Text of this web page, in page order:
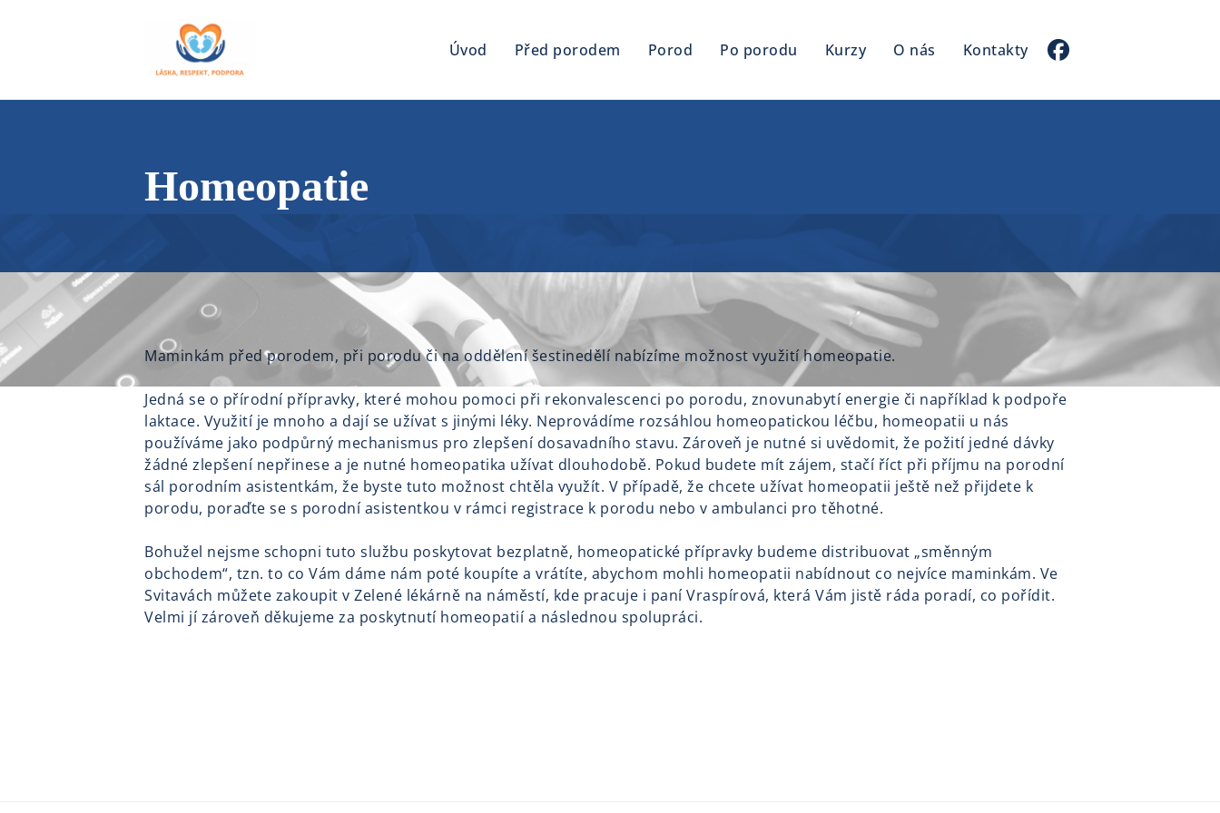
Úvod Před porodem Porod Po porodu Kurzy O nás Kontakty
Homeopatie
Maminkám před porodem, při porodu či na oddělení šestinedělí nabízíme možnost využití homeopatie.
Jedná se o přírodní přípravky, které mohou pomoci při rekonvalescenci po porodu, znovunabytí energie či například k podpoře
laktace. Využití je mnoho a dají se užívat s jinými léky. Neprovádíme rozsáhlou homeopatickou léčbu, homeopatii u nás
používáme jako podpůrný mechanismus pro zlepšení dosavadního stavu. Zároveň je nutné si uvědomit, že požití jedné dávky
žádné zlepšení nepřinese a je nutné homeopatika užívat dlouhodobě. Pokud budete mít zájem, stačí říct při příjmu na porodní
sál porodním asistentkám, že byste tuto možnost chtěla využít. V případě, že chcete užívat homeopatii ještě než přijdete k
porodu, poraďte se s porodní asistentkou v rámci registrace k porodu nebo v ambulanci pro těhotné.
Bohužel nejsme schopni tuto službu poskytovat bezplatně, homeopatické přípravky budeme distribuovat „směnným
obchodem“, tzn. to co Vám dáme nám poté koupíte a vrátíte, abychom mohli homeopatii nabídnout co nejvíce maminkám. Ve
Svitavách můžete zakoupit v Zelené lékárně na náměstí, kde pracuje i paní Vraspírová, která Vám jistě ráda poradí, co pořídit.
Velmi jí zároveň děkujeme za poskytnutí homeopatií a následnou spolupráci.